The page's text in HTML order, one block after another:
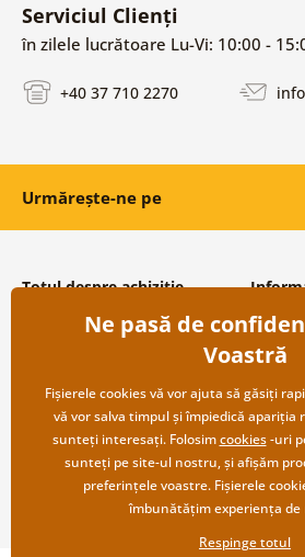
Serviciul Clienți
în zilele lucrătoare Lu-Vi: 10:00 -
+40 37 710 2270
Urmărește-ne pe
Totul despre achiziție
Condiții și termeni generali
Protecția datelor personale
Transport și modalități de plată
Returnare
Despre
Contacte
Ne pasă de
Voastră
Fișierele cookies vă vor ajuta să găsiți
vă vor salva timpul și împiedică apariția
sunteți interesați. Folosimcookies-uri
sunteți pe site-ul nostru, și afișăm
preferințele voastre. Fișierele
îmbunătățim experiența de
Respinge totul